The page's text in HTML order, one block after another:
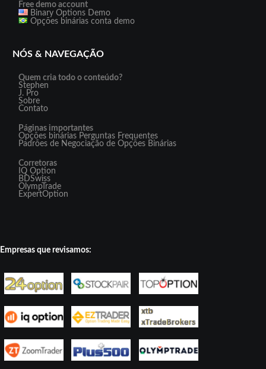
Free demo account
Binary Options Demo
Opções binárias conta demo
NÓS & NAVEGAÇÃO
Quem cria todo o conteúdo?
Stephen
J. Pro
Sobre
Contato
Páginas importantes
Opções binárias Perguntas Frequentes
Padrões de Negociação de Opções Binárias
Corretoras
IQ Option
BDSwiss
OlympTrade
ExpertOption
Empresas que revisamos: